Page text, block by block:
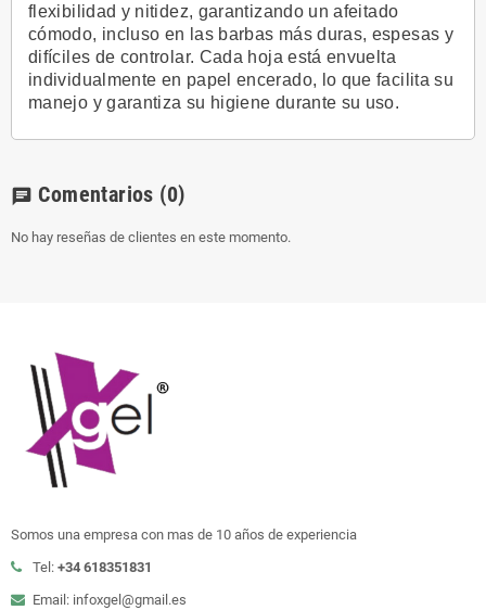
flexibilidad y nitidez, garantizando un afeitado
cómodo, incluso en las barbas más duras, espesas y
difíciles de controlar. Cada hoja está envuelta
individualmente en papel encerado, lo que facilita su
manejo y garantiza su higiene durante su uso.
chat Comentarios (0)
No hay reseñas de clientes en este momento.
Somos una empresa con mas de 10 años de experiencia
Tel: +34 618351831
Email: infoxgel@gmail.es